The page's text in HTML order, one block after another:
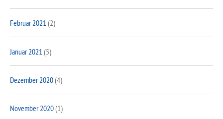
Februar 2021(2)
Januar 2021 (5)
Dezember 2020(4)
November 2020(1)